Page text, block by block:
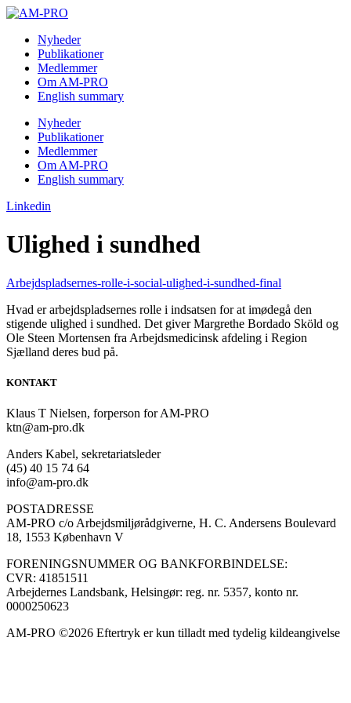
Skip
contentNyheder
Publikationer
Medlemmer
Om AM-PRO
English summary
Nyheder
Publikationer
Medlemmer
Om AM-PRO
English summary
Linkedin
Ulighed i sundhed
Arbejdspladsernes-rolle-i-social-ulighed-i-sundhed-final
Hvad er arbejdspladsernes rolle i indsatsen for at imødegå den
stigende ulighed i sundhed. Det giver Margrethe Bordado Sköld og
Ole Steen Mortensen fra Arbejdsmedicinsk afdeling i Region
Sjælland deres bud på.
KONTAKT
Klaus T Nielsen, forperson for AM-PRO
ktn@am-pro.dk
Anders Kabel, sekretariatsleder
(45) 40 15 74 64
info@am-pro.dk
POSTADRESSE
AM-PRO c/o Arbejdsmiljørådgiverne, H. C. Andersens Boulevard
18, 1553 København V
FORENINGSNUMMER OG BANKFORBINDELSE:
CVR: 41851511
Arbejdernes Landsbank, Helsingør: reg. nr. 5357, konto nr.
0000250623
AM-PRO ©2026 Eftertryk er kun tilladt med tydelig kildeangivelse